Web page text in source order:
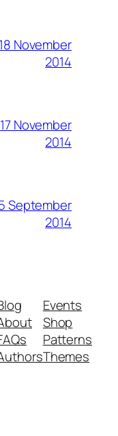
18 November
2014
17 November
2014
September
2014
Events
Shop
Patterns
Themes